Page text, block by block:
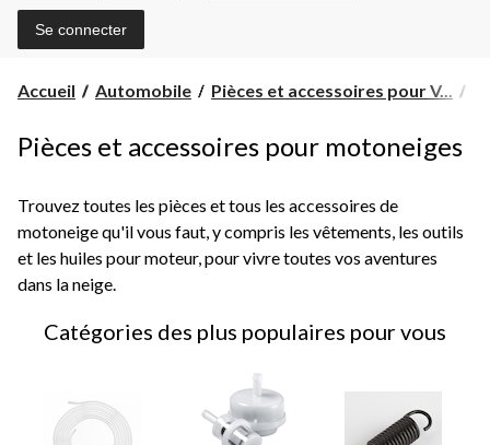
Se connecter
Accueil Automobile Pièces et accessoires pour V...
Pièces et accessoires pour motoneiges
Trouvez toutes les pièces et tous les accessoires de
motoneige qu'il vous faut, y compris les vêtements, les outils
et les huiles pour moteur, pour vivre toutes vos aventures
dans la neige.
Catégories des plus populaires pour vous